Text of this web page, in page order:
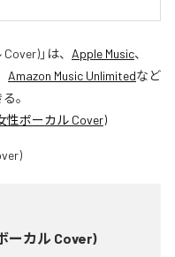
」は、 Apple Music、
Amazon Music Unlimitedなど
。
性ボーカル Cover)
ーカル Cover)